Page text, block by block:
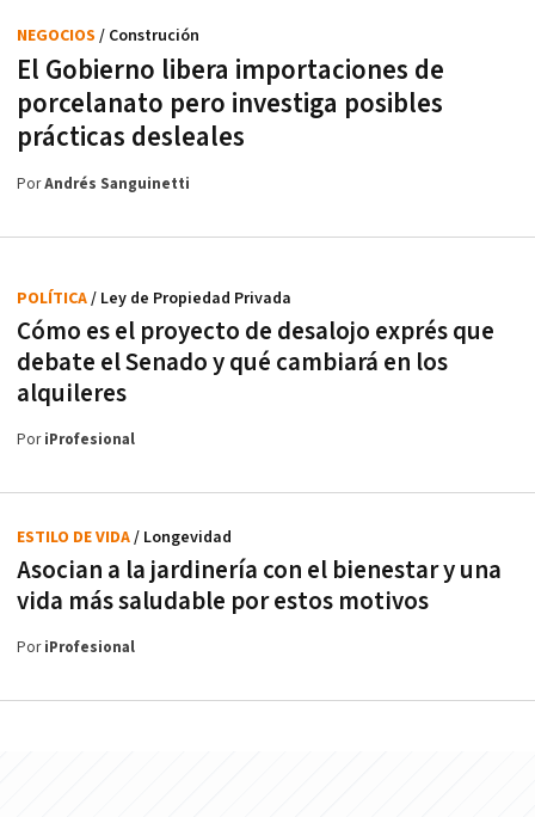
El Gobierno libera importaciones de
porcelanato pero investiga posibles
prácticas desleales
NEGOCIOS / Construción
PorAndrés Sanguinetti
Cómo es el proyecto de desalojo exprés que
debate el Senado y qué cambiará en los
alquileres
POLÍTICA/ Ley de Propiedad Privada
PoriProfesional
Asocian a la jardinería con el bienestar y una
vida más saludable por estos motivos
ESTILO DE VIDA/ Longevidad
PoriProfesional